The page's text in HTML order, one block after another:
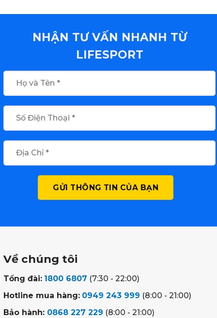
NHẬN TƯ VẤN NHANH TỪ
LIFESPORT
Về chúng tôi
Tổng đài: 1800 6807 (7:30 - 22:00)
Hotline mua hàng: 0949 243 999 (8:00 - 21:00)
Bảo hành: 0868 227 229 (8:00 - 21:00)